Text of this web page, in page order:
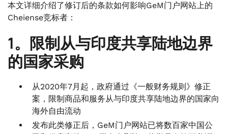
本文详细介绍了修订后的条款如何影响GeM门户网站上的
Cheiense竞标者：
1。限制从与印度共享陆地边界
的国家采购
从2020年7月起，政府通过《一般财务规则》修正
案，限制商品和服务从与印度共享陆地边界的国家向
海外自由流动
发布此类修正后，GeM门户网站已将数百家中国公